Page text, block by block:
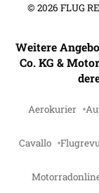
© 2026 FLUG
Weitere
Co. KG &
Aerokurier
Cavallo